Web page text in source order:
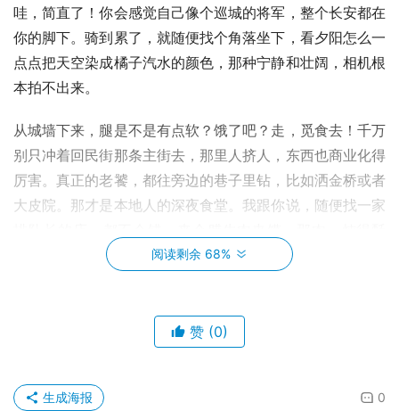
哇，简直了！你会感觉自己像个巡城的将军，整个长安都在
你的脚下。骑到累了，就随便找个角落坐下，看夕阳怎么一
点点把天空染成橘子汽水的颜色，那种宁静和壮阔，相机根
本拍不出来。
从城墙下来，腿是不是有点软？饿了吧？走，觅食去！千万
别只冲着回民街那条主街去，那里人挤人，东西也商业化得
厉害。真正的老饕，都往旁边的巷子里钻，比如洒金桥或者
大皮院。那才是本地人的深夜食堂。我跟你说，随便找一家
烂，入口即化，肉香混着馍香，一口下去，什么疲惫都没
糕，一定要吃！吃饱喝足，溜达到钟鼓楼广场，看看夜幕下
第二天：秦俑的凝视与盛唐的梦境 🎭
阅读剩余 68%
赞 (0)
0
生成海报